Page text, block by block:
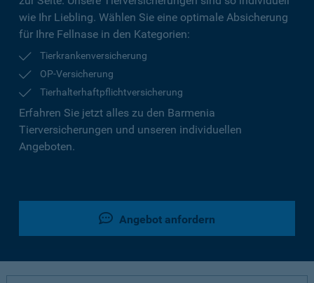
wie Ihr Liebling. Wählen Sie eine optimale Absicherung
für Ihre Fellnase in den Kategorien:
Tierkrankenversicherung
OP-Versicherung
Tierhalterhaftpflichtversicherung
Erfahren Sie jetzt alles zu den Barmenia
Tierversicherungen und unseren individuellen
Angeboten.
Angebot anfordern